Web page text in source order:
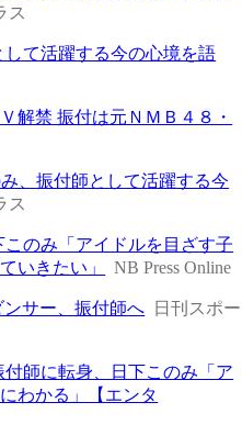
ス
て活躍する今の心境を語
解禁 振付は元ＮＭＢ４８・
、振付師として活躍する今
ス
このみ「アイドルを目ざす子
いきたい」
NB Press Online
ンサー、振付師へ
日刊スポー
付師に転身、日下このみ「ア
わかる」【エンタ